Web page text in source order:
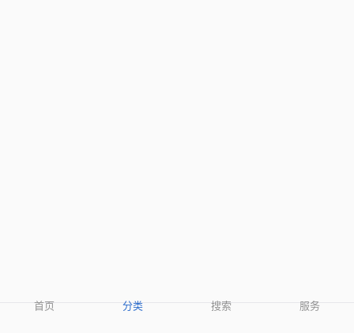
首页 分类 搜索 服务